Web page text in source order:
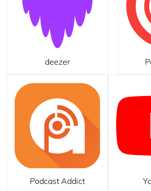
deezer
Podcast Addict